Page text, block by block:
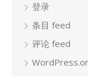
登录
条目 feed
评论 feed